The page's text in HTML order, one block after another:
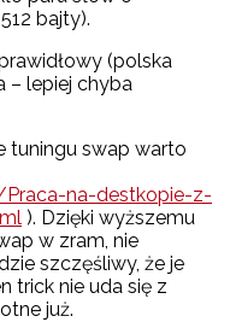
bajty).
(polska
– lepiej chyba
tuningu swap warto
na-destkopie-z-
). Dzięki wyższemu
w zram, nie
szczęśliwy, że je
trick nie uda się z
już.